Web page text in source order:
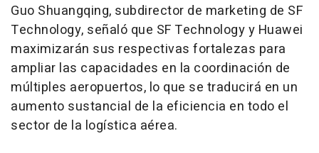
Guo Shuangqing, subdirector de marketing de SF
Technology, señaló que SF Technology y Huawei
maximizarán sus respectivas fortalezas para
ampliar las capacidades en la coordinación de
múltiples aeropuertos, lo que se traducirá en un
aumento sustancial de la eficiencia en todo el
sector de la logística aérea.